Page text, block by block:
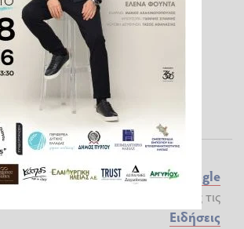
Ακολουθήστε το ilialive.gr στοGoogle
και μάθετε πρώτοι όλες τις
Ειδήσεις